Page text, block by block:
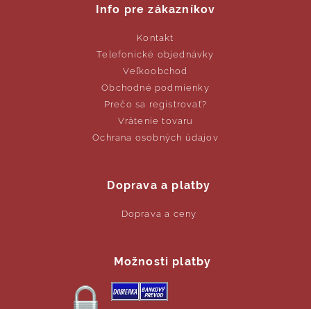
Info pre zákazníkov
Kontakt
Telefonické objednávky
Veľkoobchod
Obchodné podmienky
Prečo sa registrovať?
Vrátenie tovaru
Ochrana osobných údajov
Doprava a platby
Doprava a ceny
Možnosti platby